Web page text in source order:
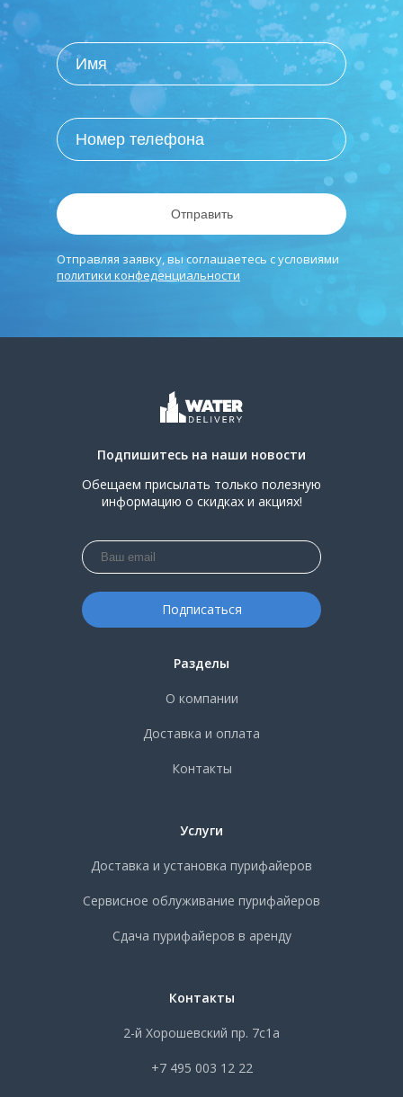
Отправить
Отправляя заявку, вы соглашаетесь с условиями
политики конфеденциальности
Подпишитесь на наши новости
Обещаем присылать только полезную
информацию о скидках и акциях!
Разделы
О компании
Доставка и оплата
Контакты
Услуги
Доставка и установка пурифайеров
Сервисное облуживание пурифайеров
Сдача пурифайеров в аренду
Контакты
2-й Хорошевский пр. 7с1а
+7 495 003 12 22